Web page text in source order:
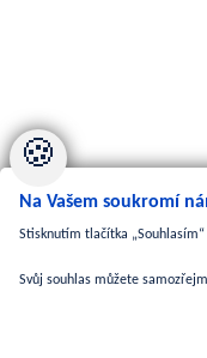
🍪
Na Vašem soukromí
Stisknutím tlačítka
Svůj souhlas můžete